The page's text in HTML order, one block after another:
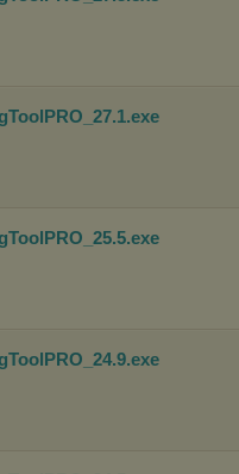
.exe
.exe
.exe